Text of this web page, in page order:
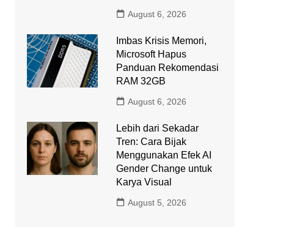
August 6, 2026
Imbas Krisis Memori,
Microsoft Hapus
Panduan Rekomendasi
RAM 32GB
August 6, 2026
Lebih dari Sekadar
Tren: Cara Bijak
Menggunakan Efek AI
Gender Change untuk
Karya Visual
August 5, 2026